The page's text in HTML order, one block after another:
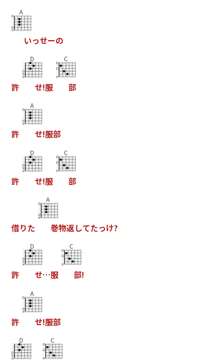
A
いっせーの
許
D
せ!服
C
部
許
A
せ!服部
許
D
せ!服
C
部
借りた
A
巻物返してたっけ?
許
D
せ…服
C
部!
許
A
せ!服部
D C